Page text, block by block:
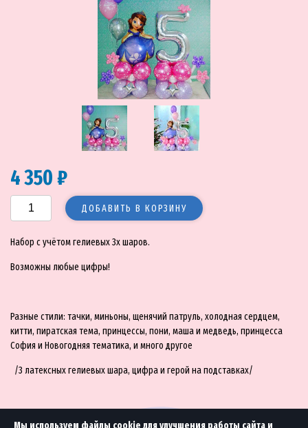
4 350 ₽
ДОБАВИТЬ В КОРЗИНУ
Набор с учётом гелиевых 3х шаров.
Возможны любые цифры!
Разные стили: тачки, миньоны, щенячий патруль, холодная сердцем,
китти, пиратская тема, принцессы, пони, маша и медведь, принцесса
София и Новогодняя тематика, и много другое
/3 латексных гелиевых шара, цифра и герой на подставках/
Мы используем файлы cookie для улучшения работы сайта и